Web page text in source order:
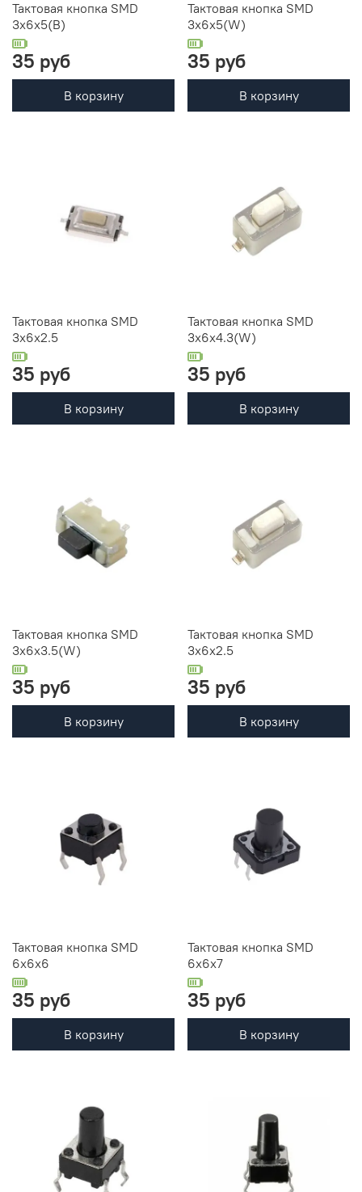
Тактовая кнопка SMD
3x6x5(B)
35 руб
В корзину
Тактовая кнопка SMD
3x6x5(W)
35 руб
В корзину
Тактовая кнопка SMD
3x6x2.5
35 руб
В корзину
Тактовая кнопка SMD
3x6x4.3(W)
35 руб
В корзину
Тактовая кнопка SMD
3x6x3.5(W)
35 руб
В корзину
Тактовая кнопка SMD
3x6x2.5
35 руб
В корзину
Тактовая кнопка SMD
6x6x6
35 руб
В корзину
Тактовая кнопка SMD
6x6x7
35 руб
В корзину